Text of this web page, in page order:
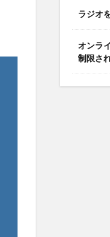
ラジオ
オンラ
制限さ